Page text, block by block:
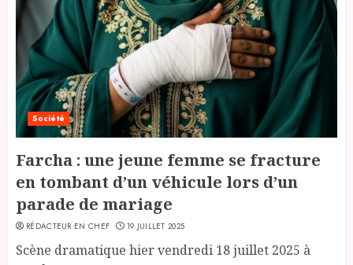
Société
Farcha : une jeune femme se fracture
en tombant d’un véhicule lors d’un
parade de mariage
RÉDACTEUR EN CHEF 19 JUILLET 2025
Scène dramatique hier vendredi 18 juillet 2025 à